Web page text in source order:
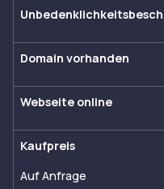
Domain vorhanden
Webseite online
Kaufpreis
Auf Anfrage